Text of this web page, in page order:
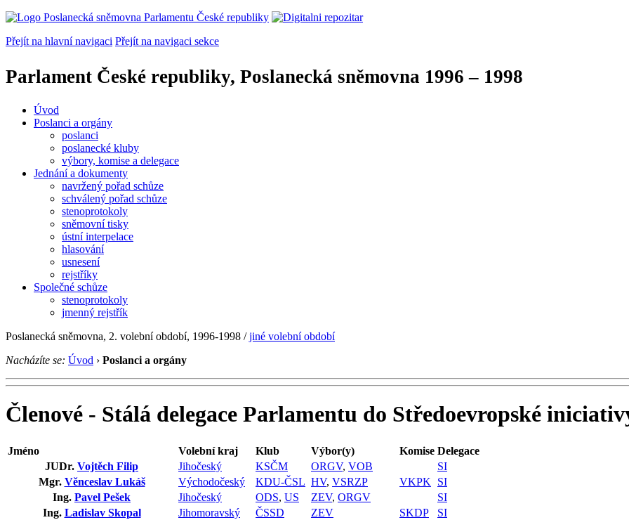
Přejít na hlavní navigaci Přejít na navigaci sekce
Parlament České republiky, Poslanecká sněmovna 1996 – 1998
Úvod
Poslanci a orgány
poslanci
poslanecké kluby
výbory, komise a delegace
Jednání a dokumenty
navržený pořad schůze
schválený pořad schůze
stenoprotokoly
sněmovní tisky
ústní interpelace
hlasování
usnesení
rejstříky
Společné schůze
stenoprotokoly
jmenný rejstřík
Poslanecká sněmovna, 2. volební období, 1996-1998 /jiné volební období
Nacházíte se: Úvod › Poslanci a orgány
Členové - Stálá delegace Parlamentu do Středoevropské
Jméno Volební kraj Klub Výbor(y) Komise Delegace
JUDr. Vojtěch Filip Jihočeský KSČM ORGV, VOB
SI
Mgr. Věnceslav Lukáš Východočeský KDU-ČSL HV, VSRZP VKPK
SI
Ing. Pavel Pešek Jihočeský ODS, US ZEV, ORGV
SI
Ing. Ladislav Skopal Jihomoravský ČSSD ZEV SKDP
SI